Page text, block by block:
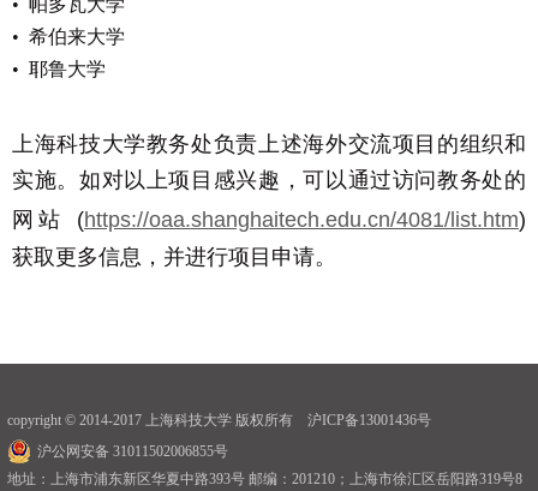
• 帕多瓦大学
• 希伯来大学
• 耶鲁大学
上海科技大学教务处负责上述海外交流项目的组织和
实施。如对以上项目感兴趣，可以通过访问教务处的
网站 (https://oaa.shanghaitech.edu.cn/4081/list.htm)
获取更多信息，并进行项目申请。
copyright © 2014-2017 上海科技大学 版权所有 沪ICP备13001436号
沪公网安备 31011502006855号
地址：上海市浦东新区华夏中路393号 邮编：201210；上海市徐汇区岳阳路319号8